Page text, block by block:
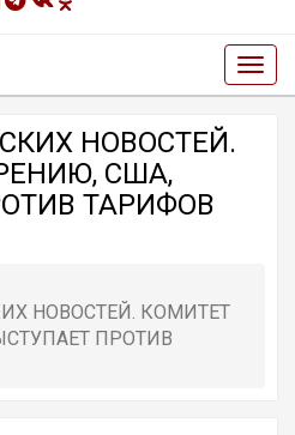
НОВОСТЕЙ.
США,
ТАРИФОВ
НОВОСТЕЙ. КОМИТЕТ
ПРОТИВ